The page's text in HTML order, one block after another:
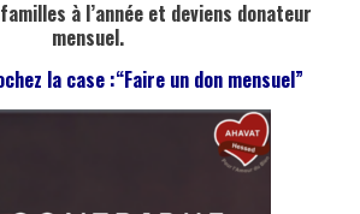
à l’année et deviens donateur
mensuel.
la case :“Faire un don mensuel”